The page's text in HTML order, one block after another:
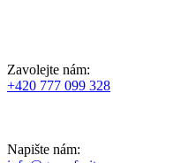
Zavolejte nám:
+420 777 099 328
Napište nám: